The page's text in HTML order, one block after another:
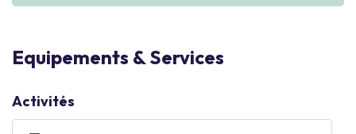
Equipements & Services
Activités